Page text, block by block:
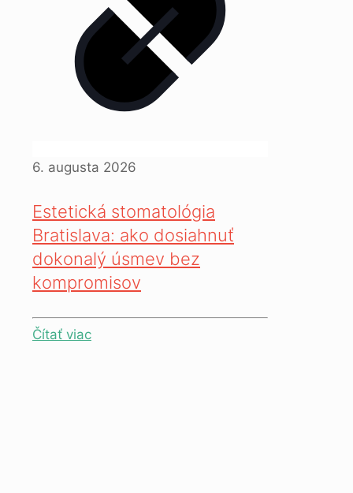
6. augusta 2026
Estetická stomatológia
Bratislava: ako dosiahnuť
dokonalý úsmev bez
kompromisov
Čítať viac